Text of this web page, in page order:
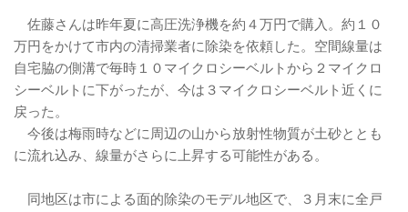
佐藤さんは昨年夏に高圧洗浄機を約４万円で購入。約１０
万円をかけて市内の清掃業者に除染を依頼した。空間線量は
自宅脇の側溝で毎時１０マイクロシーベルトから２マイクロ
シーベルトに下がったが、今は３マイクロシーベルト近くに
戻った。
今後は梅雨時などに周辺の山から放射性物質が土砂ととも
に流れ込み、線量がさらに上昇する可能性がある。
同地区は市による面的除染のモデル地区で、３月末に全戸